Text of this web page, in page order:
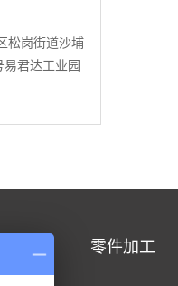
松岗街道沙埔
君达工业园
零件加工